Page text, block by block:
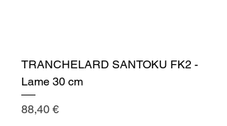
TRANCHELARD SANTOKU FK2 -
Lame 30 cm
Cena
88,40 €